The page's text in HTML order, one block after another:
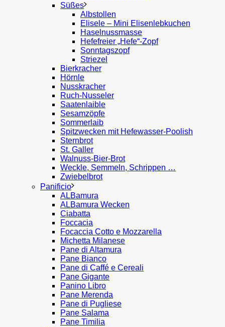
Süßes
Albstollen
Elisele – Mini Elisenlebkuchen
Haselnussmasse
Hefefreier „Hefe“-Zopf
Sonntagszopf
Striezel
Bierkracher
Hörnle
Nusskracher
Ruch-Nusseler
Saatenlaible
Sesamzöpfe
Sommerlaib
Spitzwecken mit Hefewasser-Poolish
Sternbrot
St. Galler
Walnuss-Bier-Brot
Weckle, Semmeln, Schrippen …
Zwiebelbrot
Panificio
ALBamura
ALBamura Wecken
Ciabatta
Foccacia
Focaccia Cotto e Mozzarella
Michetta Milanese
Pane di Altamura
Pane Bianco
Pane di Caffé e Cereali
Pane Gigante
Panino Libro
Pane Merenda
Pane di Pugliese
Pane Salama
Pane Timilia